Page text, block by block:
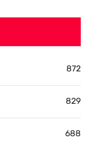
872
829
688